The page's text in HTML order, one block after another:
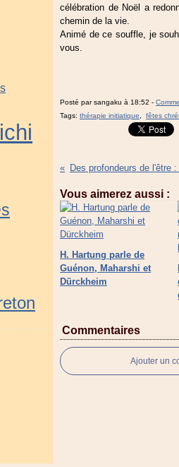
célébration de Noël a
chemin de la vie.
Animé de ce souffle, je
vous.
Posté par sangaku à 18:52 -
Tags: thérapie initiatique fêtes
Vous aimerez aussi :
H. Hartung parle de
Guénon, Maharshi et
Dürckheim
Commentaires
Ajouter un